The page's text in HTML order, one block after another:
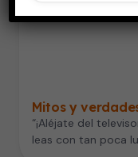
Mitos y
“¡Aléjate del
leas con tan poca